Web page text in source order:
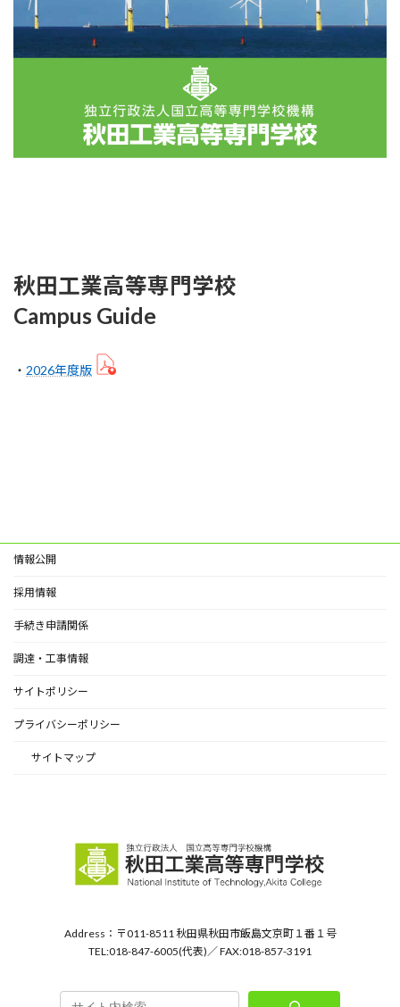
秋田工業高等専門学校
Campus Guide
・ 2026年度版
情報公開
採用情報
手続き申請関係
調達・工事情報
サイトポリシー
プライバシーポリシー
サイトマップ
Address：〒011-8511 秋田県秋田市飯島文京町１番１号
TEL:018-847-6005(代表)／ FAX:018-857-3191